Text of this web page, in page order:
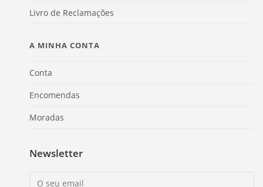
Livro de Reclamações
A MINHA CONTA
Conta
Encomendas
Moradas
Newsletter